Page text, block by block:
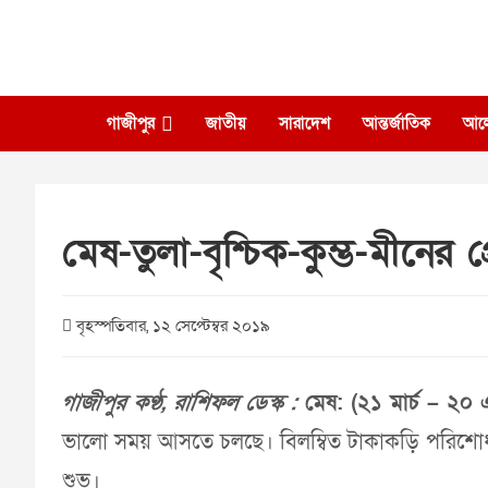
গাজীপুর জাতীয় সারাদেশ আন্তর্জাতিক
মেষ-তুলা-বৃশ্চিক-কুম্ভ-মীনের
বৃহস্পতিবার, ১২ সেপ্টেম্বর ২০১৯
গাজীপুর কণ্ঠ, রাশিফল ডেস্ক :মেষ: (২১ মার্চ – ২০
ভালো সময় আসতে চলছে। বিলম্বিত টাকাকড়ি
শুভ।